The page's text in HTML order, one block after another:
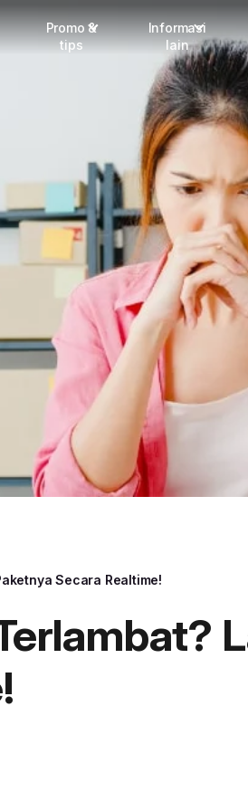
Promo &
tips
Promo terbaru
Info mitra
Informasi
lain
Dangerous
Karantina
FAQ
Tentang kami
Karir
Secara Realtime!